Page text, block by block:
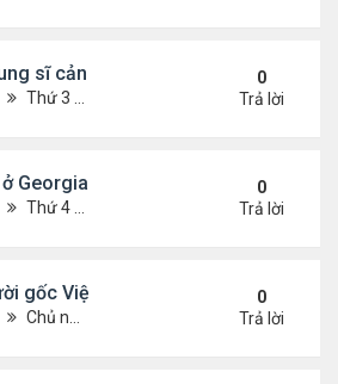
sĩ cảnh sát gốc Việt, qua đời ở tuổi
Thứ 3 Tháng 1 20, 2026 2:47 pm
0
Trả lời
Georgia bị bắt vì nhốt trẻ em trong
Thứ 4 Tháng 12 24, 2025 6:52 pm
0
Trả lời
gốc Việt được Đức Giáo Hoàng...
Chủ nhật Tháng 12 21, 2025 5:03 pm
0
Trả lời